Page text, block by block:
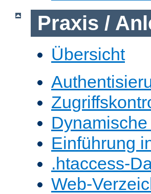
Praxis /
Übersicht
Einführung
.htaccess-
Web-